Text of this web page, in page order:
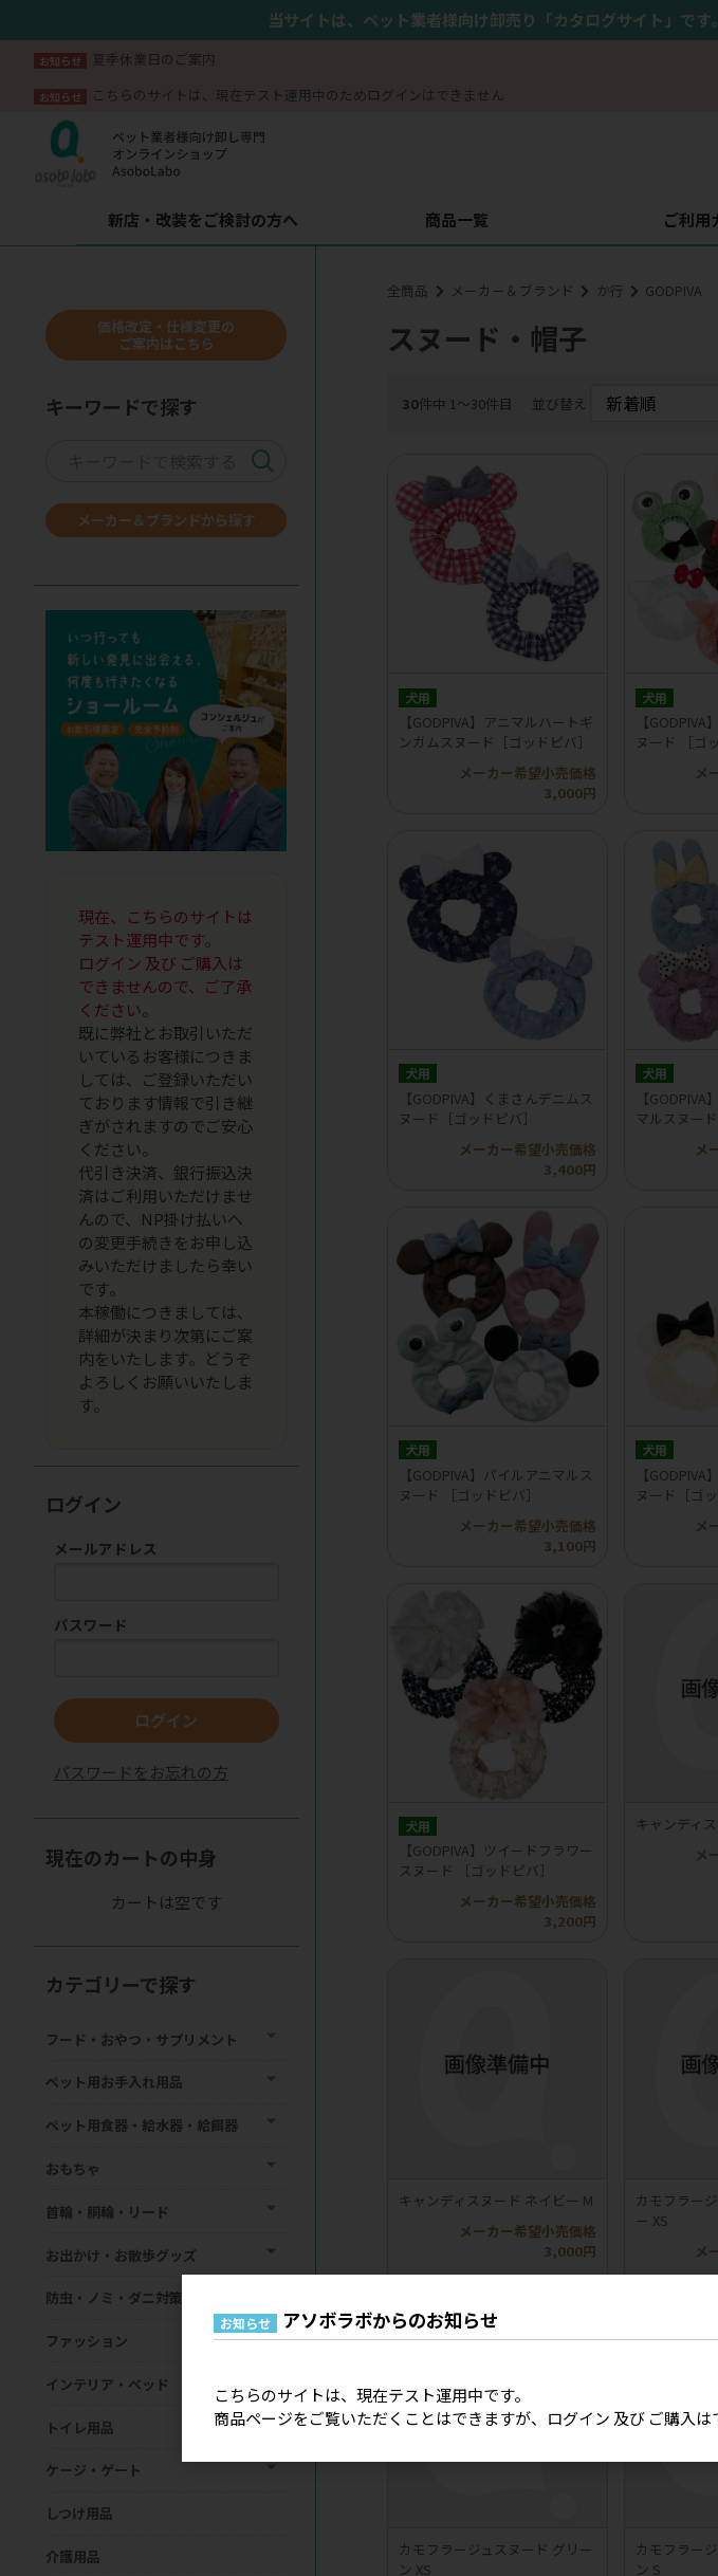
当サイトは、ペット業者様向け卸売り「カタログサイト」で
お知らせ 夏季休業日のご案内
お知らせ こちらのサイトは、現在テスト運用中のためログインはできません
新店・改装をご検討の方へ 商品一覧 ご利用
全商品 メーカー＆ブランド か行 GODPIVA
スヌード・帽子
30件中 1〜30件目 並び替え
犬用
【GODPIVA】アニマルハートギ
ンガムスヌード［ゴッドピバ］
メーカー希望小売価格
3,000円
犬用
【
ヌード ［ゴ
メ
犬用
【GODPIVA】くまさんデニムス
ヌード［ゴッドピバ］
メーカー希望小売価格
3,400円
犬用
【
マルスヌー
メ
犬用
【GODPIVA】パイルアニマルス
ヌード ［ゴッドピバ］
メーカー希望小売価格
3,100円
犬用
【
ヌード［ゴッ
メ
犬用
【GODPIVA】ツイードフラワー
スヌード ［ゴッドピバ］
メーカー希望小売価格
3,200円
キャンディ
メ
キャンディスヌード ネイビー M
メーカー希望小売価格
3,000円
カモフラー
ー XS
メ
カモフラージュスヌード グリー
ン XS
カモフラー
ン S
価格改定・仕様変更の
ご案内はこちら
キーワードで探す
メーカー＆ブランドから探す
現在、こちらのサイトは
テスト運用中です。
ログイン 及び ご購入は
できませんので、ご了承
ください。
既に弊社とお取引いただ
いているお客様につきま
しては、ご登録いただい
ております情報で引き継
ぎがされますのでご安心
ください。
代引き決済、銀行振込決
済はご利用いただけませ
んので、NP掛け払いへ
の変更手続きをお申し込
みいただけましたら幸い
です。
本稼働につきましては、
詳細が決まり次第にご案
内をいたします。どうぞ
よろしくお願いいたしま
す。
ログイン
メールアドレス
パスワード
ログイン
パスワードをお忘れの方
現在のカートの中身
カートは空です
カテゴリーで探す
フード・おやつ・サプリメント
ペット用お手入れ用品
ペット用食器・給水器・給餌器
おもちゃ
首輪・胴輪・リード
お出かけ・お散歩グッズ
防虫・ノミ・ダニ対策用品
ファッション
インテリア・ベッド
トイレ用品
ケージ・ゲート
しつけ用品
介護用品
お知らせ アソボラボからのお知らせ
こちらのサイトは、現在テスト運用中です。
商品ページをご覧いただくことはできますが、ログイン 及び ご購入は